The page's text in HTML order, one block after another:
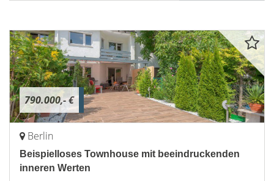
790.000,- €
Berlin
Beispielloses Townhouse mit beeindruckenden
inneren Werten